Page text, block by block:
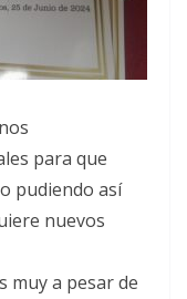
para que
pudiendo así
nuevos
muy a pesar de